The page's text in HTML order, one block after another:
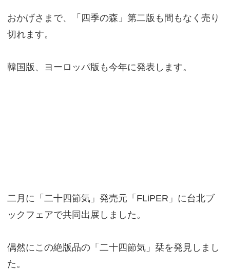
おかげさまで、「四季の森」第二版も間もなく売り
切れます。
韓国版、ヨーロッパ版も今年に発表します。
二月に「二十四節気」発売元「FLiPER」に台北ブ
ックフェアで共同出展しました。
偶然にこの絶版品の「二十四節気」栞を発見しまし
た。